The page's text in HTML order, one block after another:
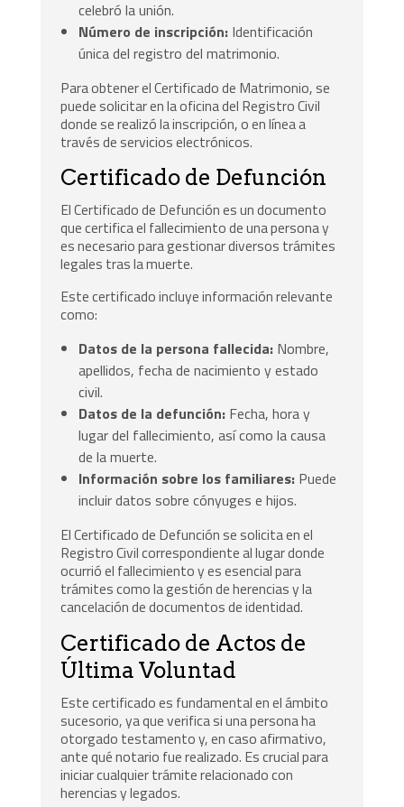
celebró la unión.
Número de inscripción: Identificación
única del registro del matrimonio.
Para obtener el Certificado de Matrimonio, se
puede solicitar en la oficina del Registro Civil
donde se realizó la inscripción, o en línea a
través de servicios electrónicos.
Certificado de Defunción
El Certificado de Defunción es un documento
que certifica el fallecimiento de una persona y
es necesario para gestionar diversos trámites
legales tras la muerte.
Este certificado incluye información relevante
como:
Datos de la persona fallecida: Nombre,
apellidos, fecha de nacimiento y estado
civil.
Datos de la defunción: Fecha, hora y
lugar del fallecimiento, así como la causa
de la muerte.
Información sobre los familiares: Puede
incluir datos sobre cónyuges e hijos.
El Certificado de Defunción se solicita en el
Registro Civil correspondiente al lugar donde
ocurrió el fallecimiento y es esencial para
trámites como la gestión de herencias y la
cancelación de documentos de identidad.
Certificado de Actos de
Última Voluntad
Este certificado es fundamental en el ámbito
sucesorio, ya que verifica si una persona ha
otorgado testamento y, en caso afirmativo,
ante qué notario fue realizado. Es crucial para
iniciar cualquier trámite relacionado con
herencias y legados.